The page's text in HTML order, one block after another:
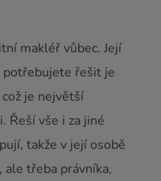
makléř vůbec. Její
potřebujete řešit je
je největší
Řeší vše i za jiné
takže v její osobě
třeba právníka,